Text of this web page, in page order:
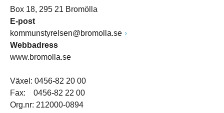
Box 18, 295 21 Bromölla
E-post
kommunstyrelsen@bromolla.se
Webbadress
www.bromolla.se
Växel: 0456-82 20 00
Fax: 0456-82 22 00
Org.nr: 212000-0894